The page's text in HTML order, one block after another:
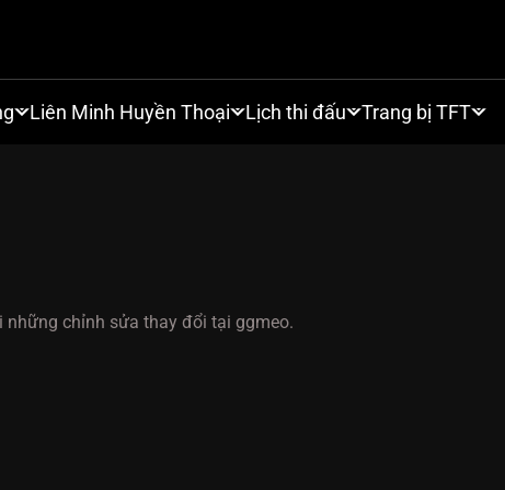
Liên Minh Huyền Thoại Lịch thi đấu Trang bị TFT
chỉnh sửa thay đổi tại ggmeo.